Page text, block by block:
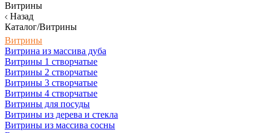
Витрины
Назад
Каталог/Витрины
Витрины
Витрина из массива дуба
Витрины 1 створчатые
Витрины 2 створчатые
Витрины 3 створчатые
Витрины 4 створчатые
Витрины для посуды
Витрины из дерева и стекла
Витрины из массива сосны